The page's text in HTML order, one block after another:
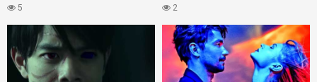
Фильм
5
2023
2